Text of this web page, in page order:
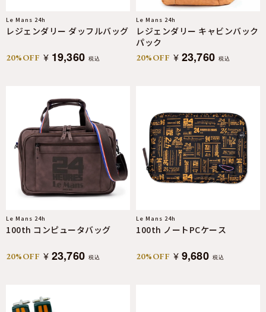
Le Mans 24h
レジェンダリー ダッフルバッグ
20%OFF ¥ 19,360 税込
Le Mans 24h
レジェンダリー キャビンバック
パック
20%OFF ¥ 23,760 税込
Le Mans 24h
100th コンピュータバッグ
20%OFF ¥ 23,760 税込
Le Mans 24h
100th ノートPCケース
20%OFF ¥ 9,680 税込